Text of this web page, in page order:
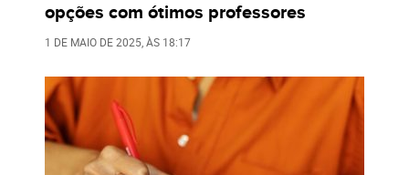
opções com ótimos professores
1 DE MAIO DE 2025 , ÀS 18:17